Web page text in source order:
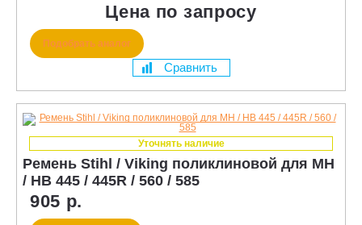
Цена по запросу
Подобрать аналог
Сравнить
Уточнять наличие
Ремень Stihl / Viking поликлиновой для MH
/ HB 445 / 445R / 560 / 585
905 р.